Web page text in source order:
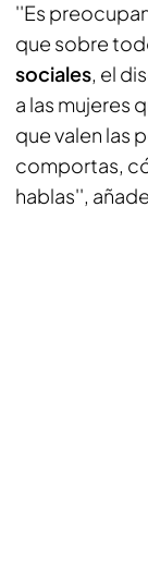
''Es
que sobre
sociales, el
a las mujeres
que valen las
comportas,
hablas'',